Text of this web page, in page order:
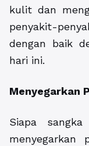
kulit dan
penyakit-
dengan baik
hari ini.
Menyegarkan
Siapa